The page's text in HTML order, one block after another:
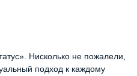
Нисколько не пожалели,
подход к каждому